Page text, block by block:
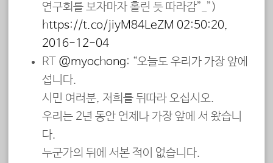
연구회를 보자마자 홀린 듯 따라감”_”)
https://t.co/jiyM84LeZM 02:50:20,
2016-12-04
RT @myochong: “오늘도 우리가 가장 앞에
섭니다.
시민 여러분, 저희를 뒤따라 오십시오.
우리는 2년 동안 언제나 가장 앞에 서 왔습니
다.
누군가의 뒤에 서본 적이 없습니다.